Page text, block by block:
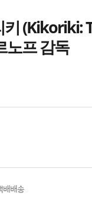
키 (Kikoriki:
노프 감독
배배송